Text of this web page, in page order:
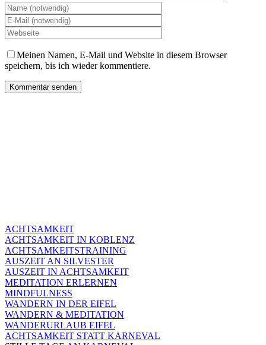
Meinen Namen, E-Mail und Website in diesem Browser
speichern, bis ich wieder kommentiere.
ACHTSAMKEIT
ACHTSAMKEIT IN KOBLENZ
ACHTSAMKEITSTRAINING
AUSZEIT AN SILVESTER
AUSZEIT IN ACHTSAMKEIT
MEDITATION ERLERNEN
MINDFULNESS
WANDERN IN DER EIFEL
WANDERN & MEDITATION
WANDERURLAUB EIFEL
ACHTSAMKEIT STATT KARNEVAL